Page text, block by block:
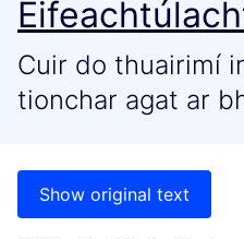
Cuir do thuairimí
tionchar agat ar
Show original text